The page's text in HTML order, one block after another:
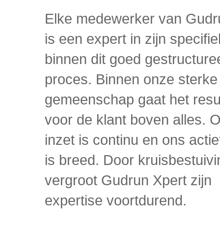
Elke medewerker van
is een expert in zijn
binnen dit goed
proces. Binnen onze sterke
gemeenschap gaat het
voor de klant boven alles.
inzet is continu en ons
is breed. Door
vergroot Gudrun Xpert zijn
expertise voortdurend.